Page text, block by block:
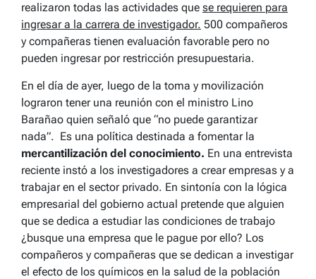
realizaron todas las actividades que se requieren para
ingresar a la carrera de investigador. 500 compañeros
y compañeras tienen evaluación favorable pero no
pueden ingresar por restricción presupuestaria.
En el día de ayer, luego de la toma y movilización
lograron tener una reunión con el ministro Lino
Barañao quien señaló que “no puede garantizar
nada”. Es una política destinada a fomentar la
mercantilización del conocimiento. En una entrevista
reciente instó a los investigadores a crear empresas y a
trabajar en el sector privado. En sintonía con la lógica
empresarial del gobierno actual pretende que alguien
que se dedica a estudiar las condiciones de trabajo
¿busque una empresa que le pague por ello? Los
compañeros y compañeras que se dedican a investigar
el efecto de los químicos en la salud de la población